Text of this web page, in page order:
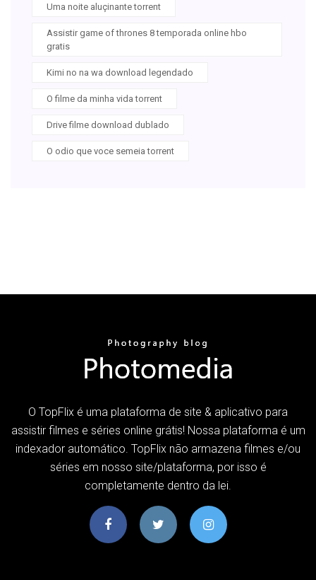
Uma noite aluçinante torrent
Assistir game of thrones 8 temporada online hbo
gratis
Kimi no na wa download legendado
O filme da minha vida torrent
Drive filme download dublado
O odio que voce semeia torrent
O TopFlix é uma plataforma de site & aplicativo para
assistir filmes e séries online grátis! Nossa plataforma é um
indexador automático. TopFlix não armazena filmes e/ou
séries em nosso site/plataforma, por isso é
completamente dentro da lei.